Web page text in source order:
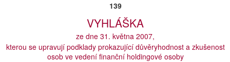
139
VYHLÁŠKA
ze dne 31. května 2007,
kterou se upravují podklady prokazující důvěryhodnost a zkušenost
osob ve vedení finanční holdingové osoby